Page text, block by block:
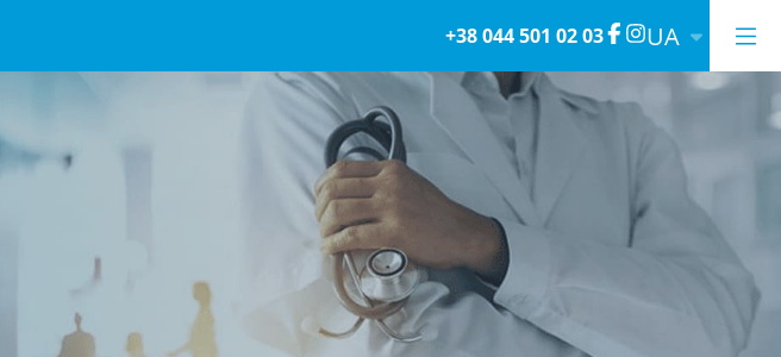
+38 044 501 02 03 UA